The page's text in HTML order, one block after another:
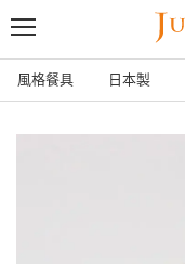
風格餐具 日本製